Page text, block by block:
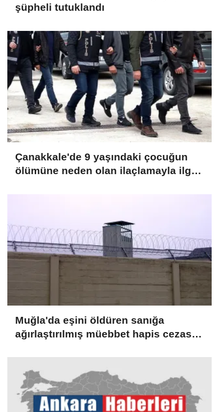
şüpheli tutuklandı
Çanakkale'de 9 yaşındaki çocuğun
ölümüne neden olan ilaçlamayla ilgili
Muğla'da eşini öldüren sanığa
ağırlaştırılmış müebbet hapis cezası